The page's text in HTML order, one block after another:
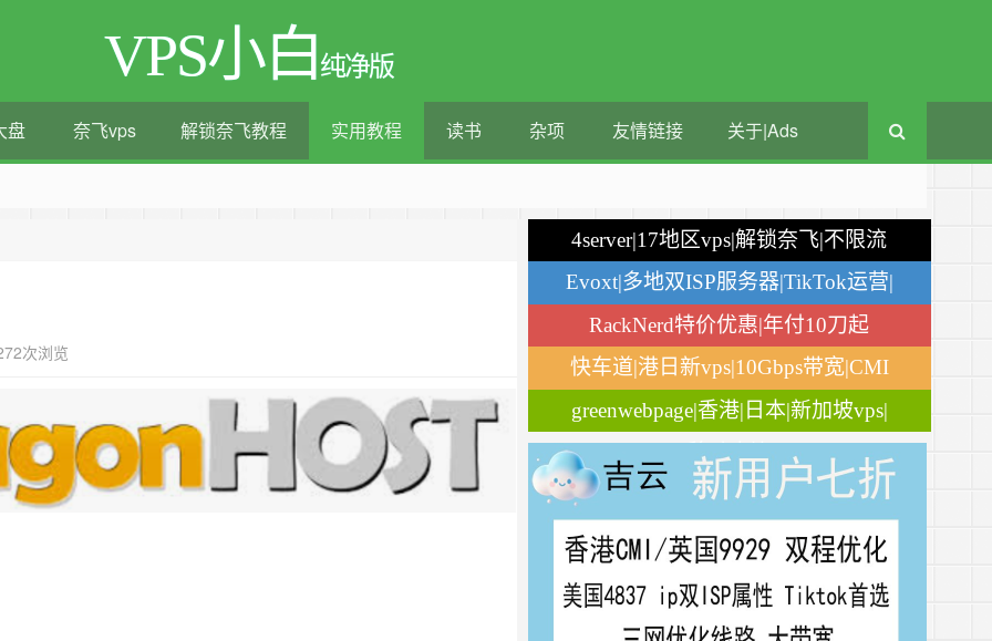
VPS小白纯净版
盘 奈飞vps 解锁奈飞教程 实用教程 读书 杂项 友情链接 关于|Ads
次浏览
4server|17地区vps|解锁奈飞|不限流
量
Evoxt|多地双ISP服务器|TikTok运营|
月付$2.84
RackNerd特价优惠|年付10刀起
快车道|港日新vps|10Gbps带宽|CMI
greenwebpage|香港|日本|新加坡vps|
移动直连